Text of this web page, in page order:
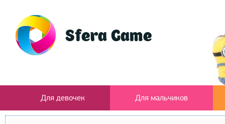
Для девочек Для мальчиков